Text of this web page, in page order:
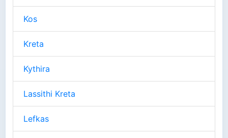
Kos
Kreta
Kythira
Lassithi Kreta
Lefkas